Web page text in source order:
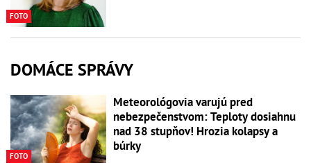
FOTO
DOMÁCE SPRÁVY
FOTO
Meteorológovia varujú pred
nebezpečenstvom: Teploty dosiahnu
nad 38 stupňov! Hrozia kolapsy a
búrky